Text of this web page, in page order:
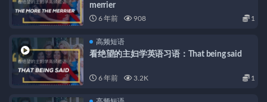
merrier
6 年前 908 1
高频短语
看绝望的主妇学英语习语：That being said
6 年前 3.2K 1